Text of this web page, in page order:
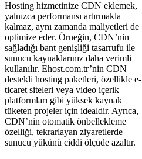
Hosting hizmetinize CDN eklemek,
yalnızca performansı artırmakla
kalmaz, aynı zamanda maliyetleri de
optimize eder. Örneğin, CDN’nin
sağladığı bant genişliği tasarrufu ile
sunucu kaynaklarınız daha verimli
kullanılır. Ehost.com.tr’nin CDN
destekli hosting paketleri, özellikle e-
ticaret siteleri veya video içerik
platformları gibi yüksek kaynak
tüketen projeler için idealdir. Ayrıca,
CDN’nin otomatik önbellekleme
özelliği, tekrarlayan ziyaretlerde
sunucu yükünü ciddi ölçüde azaltır.